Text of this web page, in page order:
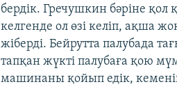
бердік. Гречушкин бәріне қол
келгенде ол өзі келіп, ақша
жіберді. Бейрутта палубада
тапқан жүкті палубаға қою
машинаны қойып едік,